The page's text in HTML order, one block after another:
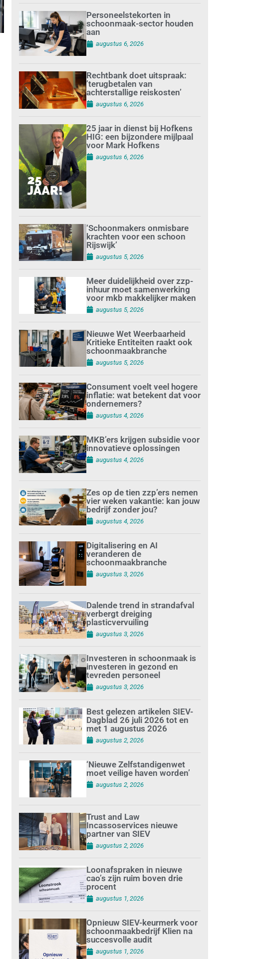
Personeelstekorten in
schoonmaak-sector houden
aan
augustus 6, 2026
Rechtbank doet uitspraak:
’terugbetalen van
achterstallige reiskosten’
augustus 6, 2026
25 jaar in dienst bij Hofkens
HIG: een bijzondere mijlpaal
voor Mark Hofkens
augustus 6, 2026
‘Schoonmakers onmisbare
krachten voor een schoon
Rijswijk’
augustus 5, 2026
Meer duidelijkheid over zzp-
inhuur moet samenwerking
voor mkb makkelijker maken
augustus 5, 2026
Nieuwe Wet Weerbaarheid
Kritieke Entiteiten raakt ook
schoonmaakbranche
augustus 5, 2026
Consument voelt veel hogere
inflatie: wat betekent dat voor
ondernemers?
augustus 4, 2026
MKB’ers krijgen subsidie voor
innovatieve oplossingen
augustus 4, 2026
Zes op de tien zzp’ers nemen
vier weken vakantie: kan jouw
bedrijf zonder jou?
augustus 4, 2026
Digitalisering en AI
veranderen de
schoonmaakbranche
augustus 3, 2026
Dalende trend in strandafval
verbergt dreiging
plasticvervuiling
augustus 3, 2026
Investeren in schoonmaak is
investeren in gezond en
tevreden personeel
augustus 3, 2026
Best gelezen artikelen SIEV-
Dagblad 26 juli 2026 tot en
met 1 augustus 2026
augustus 2, 2026
‘Nieuwe Zelfstandigenwet
moet veilige haven worden’
augustus 2, 2026
Trust and Law
Incassoservices nieuwe
partner van SIEV
augustus 2, 2026
Loonafspraken in nieuwe
cao’s zijn ruim boven drie
procent
augustus 1, 2026
Opnieuw SIEV-keurmerk voor
schoonmaakbedrijf Klien na
succesvolle audit
augustus 1, 2026